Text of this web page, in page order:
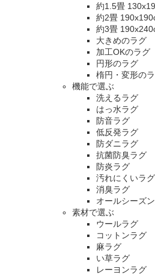
約1.5畳
約2畳
約3畳
大きめのラグ
加工OKのラグ
円形のラグ
楕円・変形の
機能で選ぶ
洗えるラグ
はっ水ラグ
防音ラグ
低反発ラグ
防ダニラグ
抗菌防臭ラグ
防炎ラグ
汚れにくいラグ
消臭ラグ
オールシーズ
素材で選ぶ
ウールラグ
コットンラグ
麻ラグ
い草ラグ
レーヨンラグ